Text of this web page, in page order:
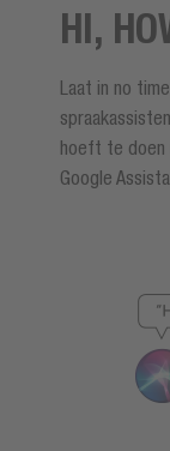
HI,
Laat in no
hoeft te doen
Google